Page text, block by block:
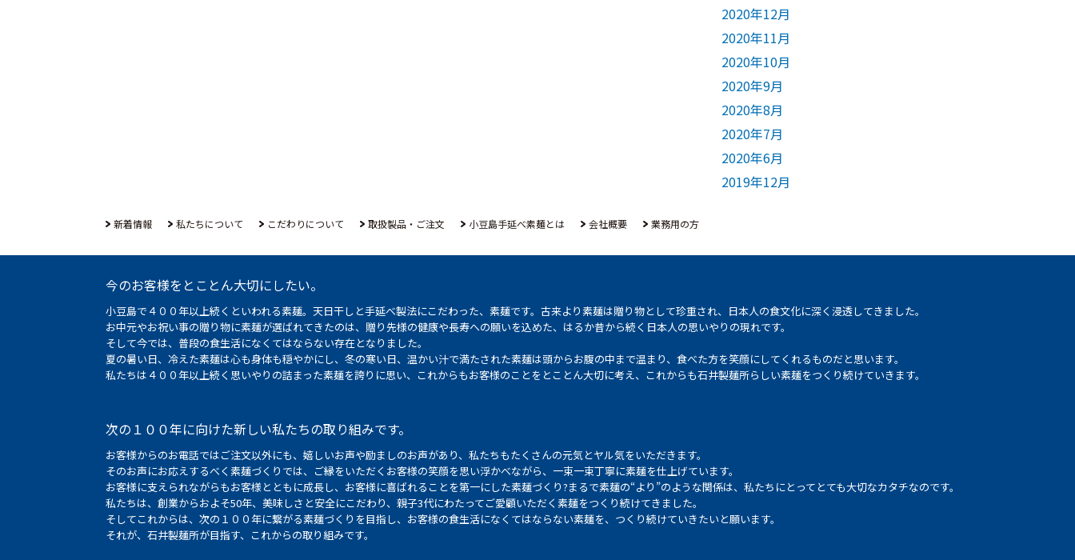
2020年12月
2020年11月
2020年10月
2020年9月
2020年8月
2020年7月
2020年6月
2019年12月
新着情報 私たちについて こだわりについて 取扱製品・ご注文 小豆島手延べ素麺とは 会社概要 業務用の方
今のお客様をとことん大切にしたい。
小豆島で４００年以上続くといわれる素麺。天日干しと手延べ製法にこだわった、素麺です。古来より素麺は贈り物として珍重され、日本人の食文化に深く浸透してきました。
お中元やお祝い事の贈り物に素麺が選ばれてきたのは、贈り先様の健康や長寿への願いを込めた、はるか昔から続く日本人の思いやりの現れです。
そして今では、普段の食生活になくてはならない存在となりました。
夏の暑い日、冷えた素麺は心も身体も穏やかにし、冬の寒い日、温かい汁で満たされた素麺は頭からお腹の中まで温まり、食べた方を笑顔にしてくれるものだと思います。
私たちは４００年以上続く思いやりの詰まった素麺を誇りに思い、これからもお客様のことをとことん大切に考え、これからも石井製麺所らしい素麺をつくり続けていきます。
次の１００年に向けた新しい私たちの取り組みです。
お客様からのお電話ではご注文以外にも、嬉しいお声や励ましのお声があり、私たちもたくさんの元気とヤル気をいただきます。
そのお声にお応えするべく素麺づくりでは、ご縁をいただくお客様の笑顔を思い浮かべながら、一束一束丁寧に素麺を仕上げています。
お客様に支えられながらもお客様とともに成長し、お客様に喜ばれることを第一にした素麺づくり?まるで素麺の“より”のような関係は、私たちにとってとても大切なカタチなのです。
私たちは、創業からおよそ50年、美味しさと安全にこだわり、親子3代にわたってご愛顧いただく素麺をつくり続けてきました。
そしてこれからは、次の１００年に繋がる素麺づくりを目指し、お客様の食生活になくてはならない素麺を、つくり続けていきたいと願います。
それが、石井製麺所が目指す、これからの取り組みです。